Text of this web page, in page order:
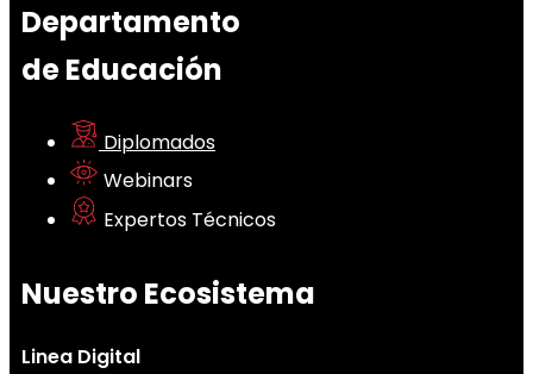
Departamento
de Educación
Diplomados
Webinars
Expertos Técnicos
Nuestro Ecosistema
Linea Digital